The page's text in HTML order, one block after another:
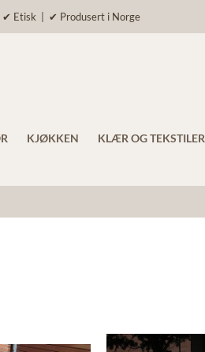
Etisk | ✔ Produsert i Norge
KJØKKEN KLÆR OG TEKSTILER